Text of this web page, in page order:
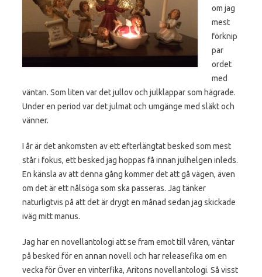
om jag
mest
förknip
par
ordet
med
väntan. Som liten var det jullov och julklappar som hägrade.
Under en period var det julmat och umgänge med släkt och
vänner.
I år är det ankomsten av ett efterlängtat besked som mest
står i fokus, ett besked jag hoppas få innan julhelgen inleds.
En känsla av att denna gång kommer det att gå vägen, även
om det är ett nålsöga som ska passeras. Jag tänker
naturligtvis på att det är drygt en månad sedan jag skickade
iväg mitt manus.
Jag har en novellantologi att se fram emot till våren, väntar
på besked för en annan novell och har releasefika om en
vecka för Över en vinterfika, Aritons novellantologi. Så visst